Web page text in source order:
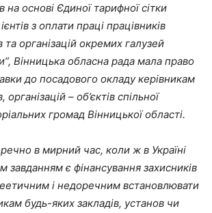
на основі Єдиної тарифної сітки
з оплати праці працівників
та організацій окремих галузей
Вінницька обласна рада мала право
до посадового окладу керівникам
організацій – об’єктів спільної
громад Вінницької області.
в мирний час, коли ж в Україні
завданням є фінансування захисників
і недоречним встановлювати
будь-яких закладів, установ чи